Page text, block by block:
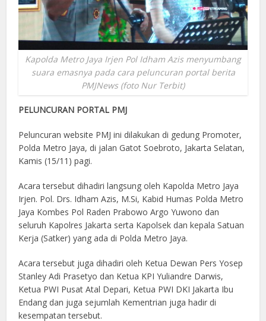
Kapolda Metro Jaya Irjen Pol Idham Azis menyumbang
suara emasnya pada cara peluncuran portal berita
PMJNews (foto Nur Terbit)
PELUNCURAN PORTAL PMJ
Peluncuran website PMJ ini dilakukan di gedung Promoter,
Polda Metro Jaya, di jalan Gatot Soebroto, Jakarta Selatan,
Kamis (15/11) pagi.
Acara tersebut dihadiri langsung oleh Kapolda Metro Jaya
Irjen. Pol. Drs. Idham Azis, M.Si, Kabid Humas Polda Metro
Jaya Kombes Pol Raden Prabowo Argo Yuwono dan
seluruh Kapolres Jakarta serta Kapolsek dan kepala Satuan
Kerja (Satker) yang ada di Polda Metro Jaya.
Acara tersebut juga dihadiri oleh Ketua Dewan Pers Yosep
Stanley Adi Prasetyo dan Ketua KPI Yuliandre Darwis,
Ketua PWI Pusat Atal Depari, Ketua PWI DKI Jakarta Ibu
Endang dan juga sejumlah Kementrian juga hadir di
kesempatan tersebut.